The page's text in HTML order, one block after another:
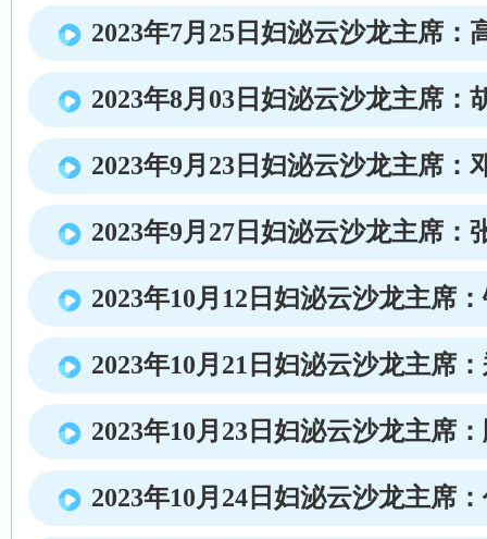
2023年7月25日妇泌云沙龙主席：
2023年8月03日妇泌云沙龙主席：
2023年9月23日妇泌云沙龙主席：
2023年9月27日妇泌云沙龙主席：
2023年10月12日妇泌云沙龙主席
2023年10月21日妇泌云沙龙主席
2023年10月23日妇泌云沙龙主席
2023年10月24日妇泌云沙龙主席